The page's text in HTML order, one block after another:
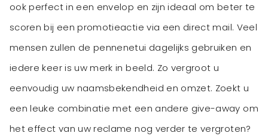
ook perfect in een envelop en zijn ideaal om beter te
scoren bij een promotieactie via een direct mail. Veel
mensen zullen de pennenetui dagelijks gebruiken en
iedere keer is uw merk in beeld. Zo vergroot u
eenvoudig uw naamsbekendheid en omzet. Zoekt u
een leuke combinatie met een andere give-away om
het effect van uw reclame nog verder te vergroten?